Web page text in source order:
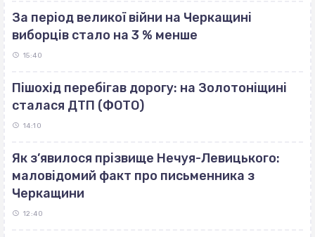
За період великої війни на Черкащині
виборців стало на 3 % менше
15:40
Пішохід перебігав дорогу: на Золотоніщині
сталася ДТП (ФОТО)
14:10
Як з’явилося прізвище Нечуя-Левицького:
маловідомий факт про письменника з
Черкащини
12:40